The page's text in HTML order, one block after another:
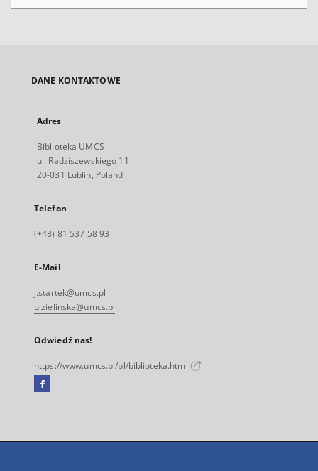
DANE KONTAKTOWE
Adres
Biblioteka UMCS
ul. Radziszewskiego 11
20-031 Lublin, Poland
Telefon
(+48) 81 537 58 93
E-Mail
j.startek@umcs.pl
u.zielinska@umcs.pl
Odwiedź nas!
https://www.umcs.pl/pl/biblioteka.htm
Facebook
się